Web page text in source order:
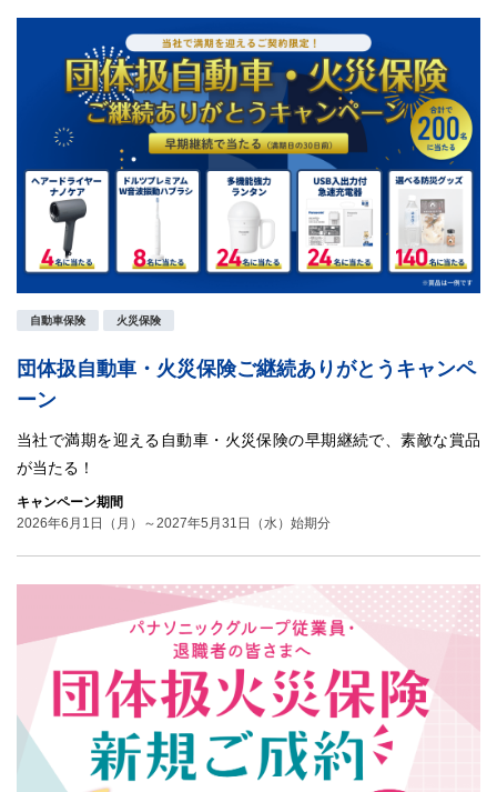
自動車保険 火災保険
団体扱自動車・火災保険ご継続ありがとうキャンペ
ーン
当社で満期を迎える自動車・火災保険の早期継続で、素敵な賞品
が当たる！
キャンペーン期間
2026年6月1日（月）～2027年5月31日（水）始期分